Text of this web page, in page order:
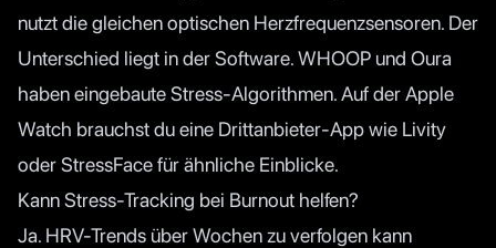
nutzt die gleichen optischen Herzfrequenzsensoren. Der
Unterschied liegt in der Software. WHOOP und Oura
haben eingebaute Stress-Algorithmen. Auf der Apple
Watch brauchst du eine Drittanbieter-App wie Livity
oder StressFace für ähnliche Einblicke.
Kann Stress-Tracking bei Burnout helfen?
Ja. HRV-Trends über Wochen zu verfolgen kann